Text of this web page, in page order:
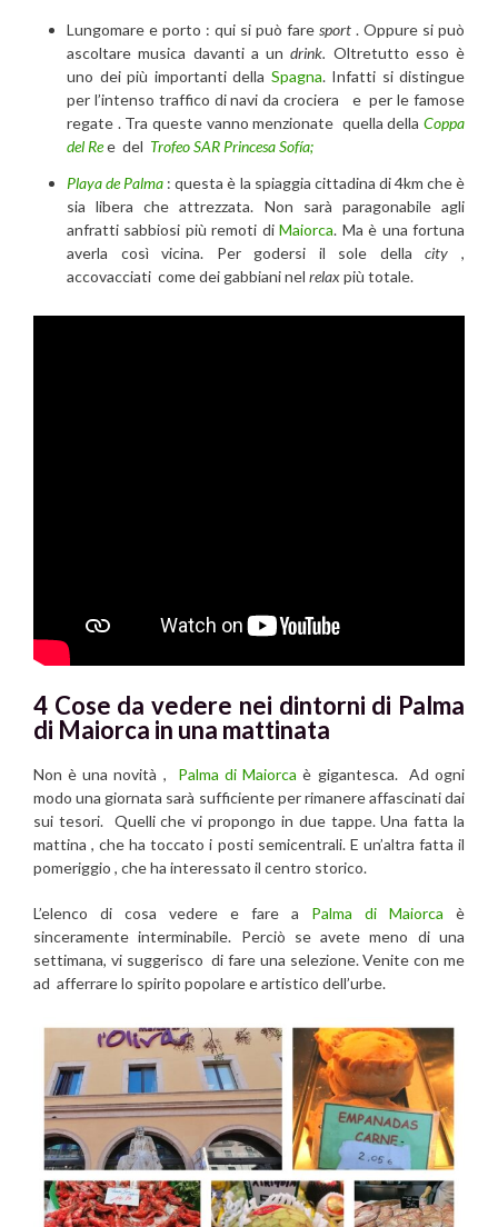
Lungomare e porto : qui si può fare sport . Oppure si può
ascoltare musica davanti a undrink. Oltretutto esso è
uno dei più importanti della Spagna. Infatti si distingue
per l’intenso traffico di navi da crociera e per le famose
regate . Tra queste vanno menzionate quella della Coppa
del Ree del Trofeo SAR Princesa Sofía;
Playa de Palma : questa è la spiaggia cittadina di 4km che è
sia libera che attrezzata. Non sarà paragonabile agli
anfratti sabbiosi più remoti diMaiorca. Ma è una fortuna
averla così vicina. Per godersi il sole dellacity,
accovacciati come dei gabbiani nel relaxpiù totale.
4 Cose da vedere nei dintorni di Palma
di Maiorca in una mattinata
Non è una novità , Palma di Maiorca è gigantesca. Ad ogni
modo una giornata sarà sufficiente per rimanere affascinati dai
sui tesori. Quelli che vi propongo in due tappe. Una fatta la
mattina , che ha toccato i posti semicentrali. E un’altra fatta il
pomeriggio , che ha interessato il centro storico.
L’elenco di cosa vedere e fare a Palma di Maiorca è
sinceramente interminabile. Perciò se avete meno di una
settimana, vi suggerisco di fare una selezione. Venite con me
ad afferrare lo spirito popolare e artistico dell’urbe.